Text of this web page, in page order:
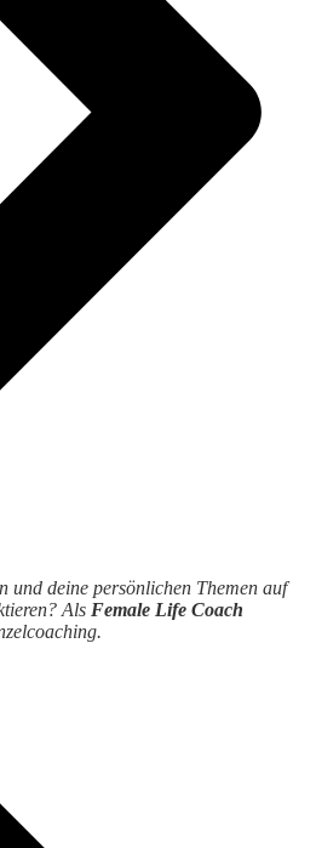
und deine persönlichen Themen auf
Als Female Life Coach